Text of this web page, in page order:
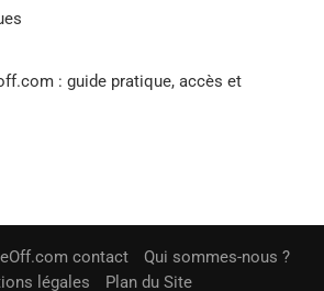
: guide pratique, accès et
contact
Qui sommes-nous ?
légales
Plan du Site